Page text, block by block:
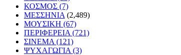
ΚΟΣΜΟΣ (7)
ΜΕΣΣΗΝΙΑ (2,489)
ΜΟΥΣΙΚΗ (67)
ΠΕΡΙΦΕΡΕΙΑ (721)
ΣΙΝΕΜΑ (121)
ΨΥΧΑΓΩΓΙΑ (3)